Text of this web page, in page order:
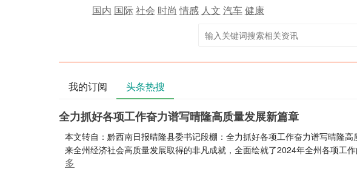
国内 国际社会 时尚 情感 人文 汽车健康
我的订阅 头条热搜
全力抓好各项工作奋力谱写晴隆高质量发展新篇章
本文转自：黔西南日报晴隆县委书记段棚：全力抓好各项工作奋力谱写晴隆
来全州经济社会高质量发展取得的非凡成就，全面绘就了2024年全州各项工
多